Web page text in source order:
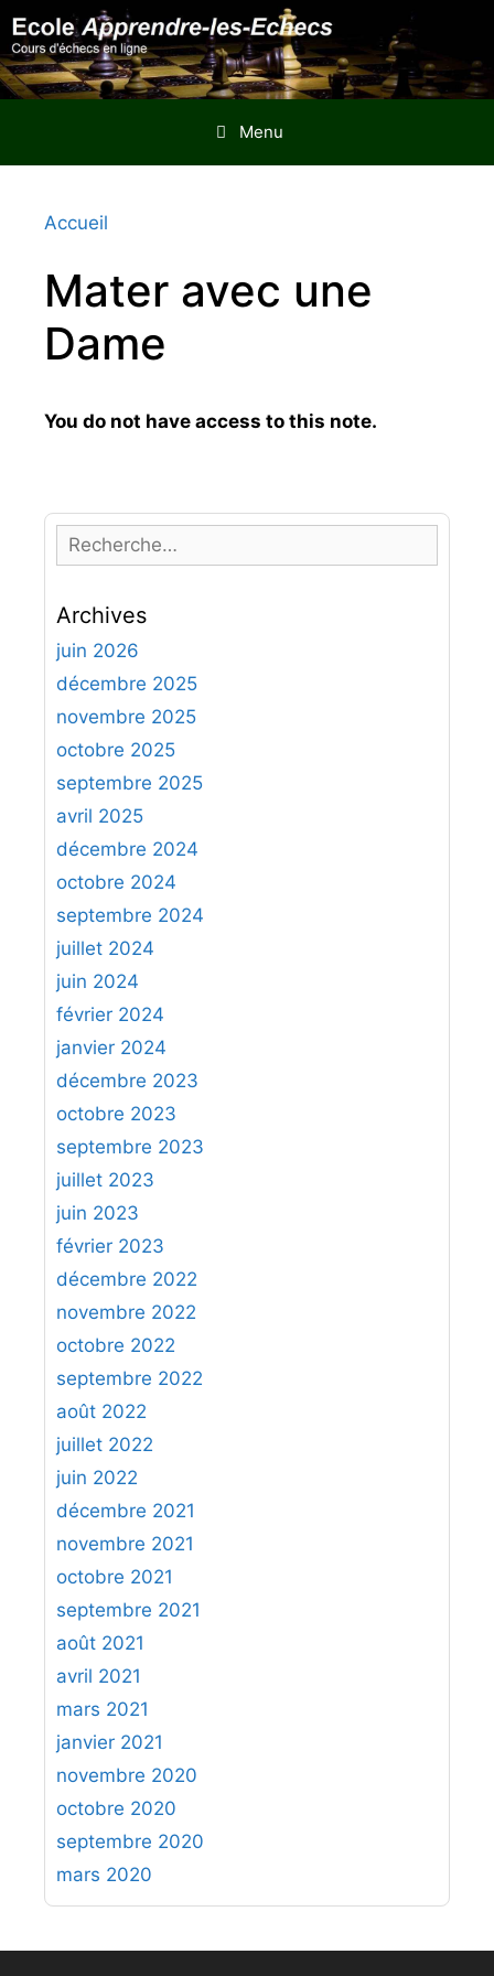
Aller
au
contenu
Menu
Accueil
Mater avec une
Dame
You do not have access to this note.
e
h
e
r
h
e
r
:
Archives
juin 2026
décembre 2025
novembre 2025
octobre 2025
septembre 2025
avril 2025
décembre 2024
octobre 2024
septembre 2024
juillet 2024
juin 2024
février 2024
janvier 2024
décembre 2023
octobre 2023
septembre 2023
juillet 2023
juin 2023
février 2023
décembre 2022
novembre 2022
octobre 2022
septembre 2022
août 2022
juillet 2022
juin 2022
décembre 2021
novembre 2021
octobre 2021
septembre 2021
août 2021
avril 2021
mars 2021
janvier 2021
novembre 2020
octobre 2020
septembre 2020
mars 2020